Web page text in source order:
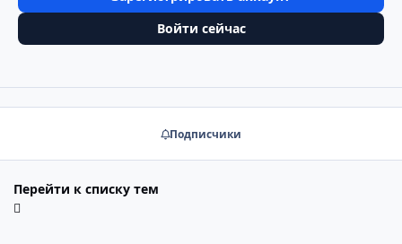
Войти сейчас
Подписчики
Перейти к списку тем